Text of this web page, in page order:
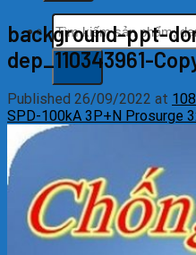
Tìm
kiếm:
background-ppt-
dep_110343961-
Published 26/09/2022 at
SPD-100kA 3P+N Prosurge